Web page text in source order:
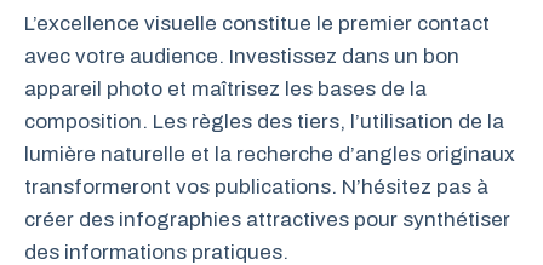
L’excellence visuelle constitue le premier contact
avec votre audience. Investissez dans un bon
appareil photo et maîtrisez les bases de la
composition. Les règles des tiers, l’utilisation de la
lumière naturelle et la recherche d’angles originaux
transformeront vos publications. N’hésitez pas à
créer des infographies attractives pour synthétiser
des informations pratiques.